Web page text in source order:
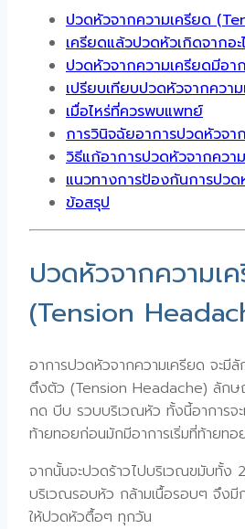
ปวดหัวจากความเครียด
เครียดแล้วปวดหัวเกิดจากอะ
ปวดหัวจากความเครียดมีอา
เปรียบเทียบปวดหัวจากควา
เมื่อไหร่ที่ควรพบแพทย์
การวินิจฉัยอาการปวดหัวจา
วิธีแก้อาการปวดหัวจากควา
แนวทางการป้องกันการปวด
ข้อสรุป
ปวดหัวจากความเ
(Tension
อาการปวดหัวจากความเครียด จะมี
ตึงตัว (Tension Headache) ลักษ
กด บีบ รวบบริเวณหัว ทั้งนี้อาการจะ
ท้ายทอยก่อนมักมีอาการเริ่มที่ท้ายทอ
จากนั้นจะปวดร้าวไปบริเวณขมับทั้ง
บริเวณรอบหัว กล้ามเนื้อรอบๆ จึงมี
ให้ปวดหัวตื้อๆ ทุกวัน